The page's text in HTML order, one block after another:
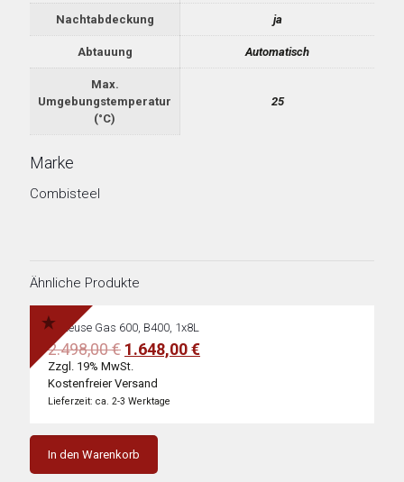
Nachtabdeckung ja
Abtauung Automatisch
Max.
Umgebungstemperatur
(°C)
25
Marke
Combisteel
Ähnliche Produkte
Fritteuse Gas 600, B400, 1x8L
2.498,00€ Ursprünglicher
Preis
war:
2.498,00 €
1.648,00€Aktueller
Zzgl. 19% MwSt.
Kostenfreier Versand
Lieferzeit: ca. 2-3 Werktage
In den Warenkorb